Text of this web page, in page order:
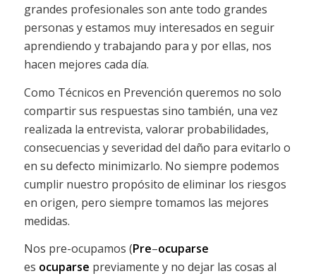
grandes profesionales son ante todo grandes
personas y estamos muy interesados en seguir
aprendiendo y trabajando para y por ellas, nos
hacen mejores cada día.
Como Técnicos en Prevención queremos no solo
compartir sus respuestas sino también, una vez
realizada la entrevista, valorar probabilidades,
consecuencias y severidad del daño para evitarlo o
en su defecto minimizarlo. No siempre podemos
cumplir nuestro propósito de eliminar los riesgos
en origen, pero siempre tomamos las mejores
medidas.
Nos pre-ocupamos (Pre–ocuparse
es ocuparse previamente y no dejar las cosas al